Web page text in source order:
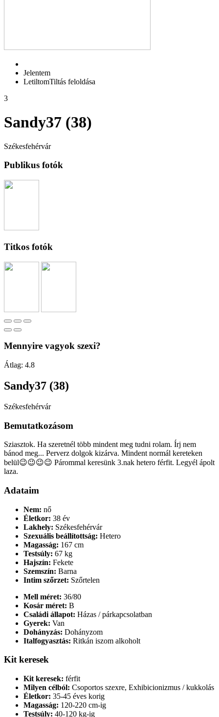
Jelentem
LetiltomTiltás feloldása
3
Sandy37 (38)
Székesfehérvár
Publikus fotók
Titkos fotók
Mennyire vagyok szexi?
Átlag: 4.8
Sandy37 (38)
Székesfehérvár
Bemutatkozásom
Sziasztok. Ha szeretnél több mindent meg tudni rolam. Írj nem
bánod meg... Perverz dolgok kizárva. Mindent normál kereteken
belül😉😉😉😉 Párommal keresünk 3.nak hetero férfit. Legyél ápolt
laza.
Adataim
Nem: nő
Életkor: 38 év
Lakhely: Székesfehérvár
Szexuális beállítottság: Hetero
Magasság: 167 cm
Testsúly: 67 kg
Hajszín: Fekete
Szemszín: Barna
Intim szőrzet: Szőrtelen
Mell méret: 36/80
Kosár méret: B
Családi állapot: Házas / párkapcsolatban
Gyerek: Van
Dohányzás: Dohányzom
Italfogyasztás: Ritkán iszom alkoholt
Kit keresek
Kit keresek: férfit
Milyen célból: Csoportos szexre, Exhibicionizmus / kukkolás
Életkor: 35-45 éves korig
Magasság: 120-220 cm-ig
Testsúly: 40-120 kg-ig